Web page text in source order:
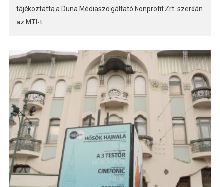
tájékoztatta a Duna Médiaszolgáltató Nonprofit Zrt. szerdán
az MTI-t.